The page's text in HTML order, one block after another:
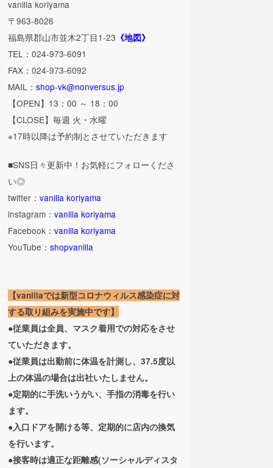
vanilla koriyama
〒963-8026
福島県郡山市並木2丁目1-23 《地図》
TEL：024-973-6091
FAX：024-973-6092
MAIL：shop-vk@nonversus.jp
【OPEN】13：00 ～ 18：00
【CLOSE】毎週 火・水曜
※17時以降は予約制とさせていただきます
■SNS日々更新中！お気軽にフォローくださ
い◎
twitter：vanilla koriyama
instagram：vanilla koriyama
Facebook：vanilla koriyama
YouTube：shopvanilla
【vanillaでは新型コロナウィルス感染症に対
する取り組みを実施中です】
●従業員は全員、マスク着用での対応をさせ
ていただきます。
●従業員は出勤前に体温を計測し、37.5度以
上の体温の場合は出社いたしません。
●定期的に手洗いうがい、手指の消毒を行い
ます。
●入口ドアを開ける等、定期的に店内の換気
を行います。
●接客時は適正な距離感(ソーシャルディスタ